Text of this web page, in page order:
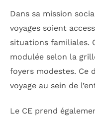
Dans sa mission
voyages soient
situations familiales.
modulée selon la
foyers modestes. Ce
voyage au sein de
Le CE prend